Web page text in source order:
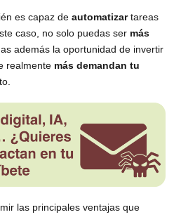
es capaz de automatizartareas
caso, no solo puedas ser más
además la oportunidad de invertir
realmente más demandan tu
las principales ventajas que